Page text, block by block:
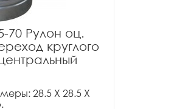
70 Рулон оц.
круглого
28.5 X 28.5 X